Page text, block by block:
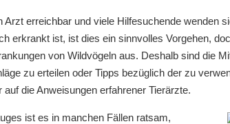
Arzt erreichbar und viele Hilfesuchende wenden
erkrankt ist, ist dies ein sinnvolles Vorgehen,
von Wildvögeln aus. Deshalb sind die
zu erteilen oder Tipps bezüglich der zu
die Anweisungen erfahrener Tierärzte.
ist es in manchen Fällen ratsam,